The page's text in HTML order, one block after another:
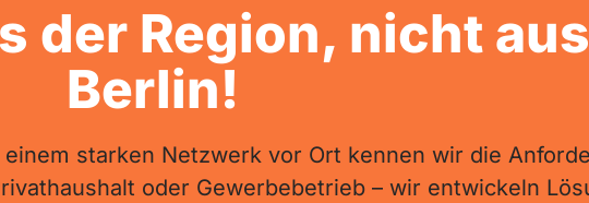
der Region, nicht aus
Berlin!
einem starken Netzwerk vor Ort kennen wir die
oder Gewerbebetrieb – wir entwickeln